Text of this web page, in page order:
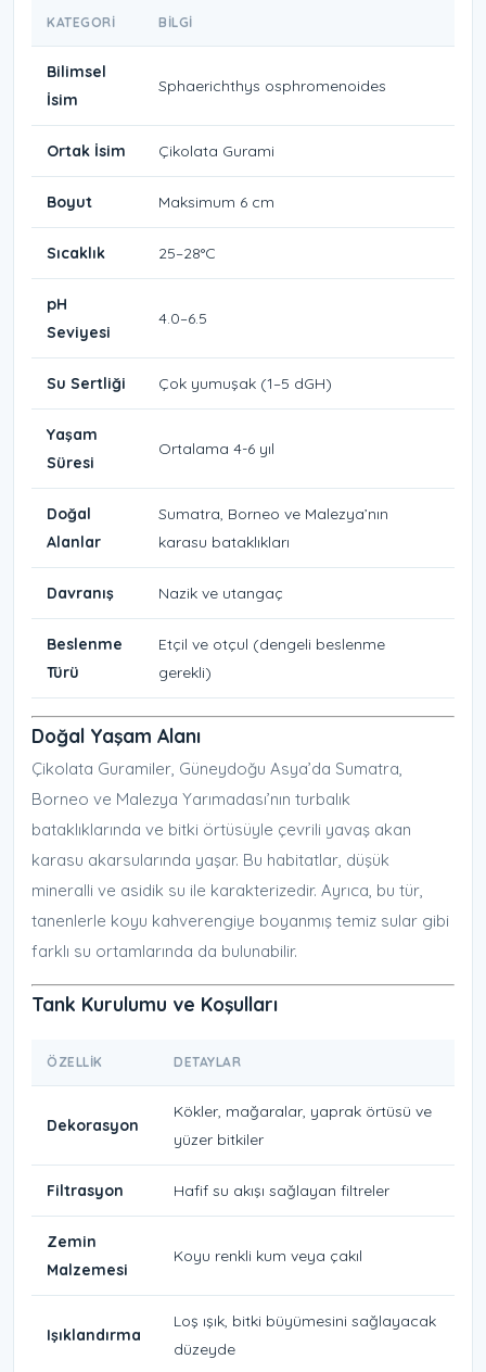
KATEGORI BILGI
Bilimsel
İsim
Sphaerichthys osphromenoides
Ortak İsim Çikolata Gurami
Boyut Maksimum 6 cm
Sıcaklık 25–28°C
pH
Seviyesi
4.0–6.5
Su Sertliği Çok yumuşak (1–5 dGH)
Yaşam
Süresi
Ortalama 4-6 yıl
Doğal
Alanlar
Sumatra, Borneo ve Malezya’nın
karasu bataklıkları
Davranış Nazik ve utangaç
Beslenme
Türü
Etçil ve otçul (dengeli beslenme
gerekli)
Doğal Yaşam Alanı
Çikolata Guramiler, Güneydoğu Asya’da Sumatra,
Borneo ve Malezya Yarımadası’nın turbalık
bataklıklarında ve bitki örtüsüyle çevrili yavaş akan
karasu akarsularında yaşar. Bu habitatlar, düşük
mineralli ve asidik su ile karakterizedir. Ayrıca, bu tür,
tanenlerle koyu kahverengiye boyanmış temiz sular gibi
farklı su ortamlarında da bulunabilir.
Tank Kurulumu ve Koşulları
ÖZELLIK DETAYLAR
Dekorasyon
Kökler, mağaralar, yaprak örtüsü ve
yüzer bitkiler
Filtrasyon Hafif su akışı sağlayan filtreler
Zemin
Malzemesi
Koyu renkli kum veya çakıl
Işıklandırma
Loş ışık, bitki büyümesini sağlayacak
düzeyde